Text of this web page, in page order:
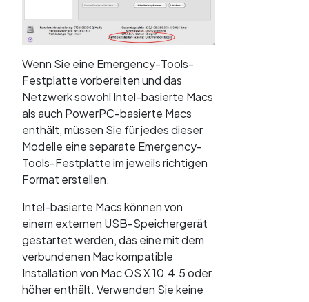
Wenn Sie eine Emergency-Tools-
Festplatte vorbereiten und das
Netzwerk sowohl Intel-basierte Macs
als auch PowerPC-basierte Macs
enthält, müssen Sie für jedes dieser
Modelle eine separate Emergency-
Tools-Festplatte im jeweils richtigen
Format erstellen.
Intel-basierte Macs können von
einem externen USB-Speichergerät
gestartet werden, das eine mit dem
verbundenen Mac kompatible
Installation von Mac OS X 10.4.5 oder
höher enthält. Verwenden Sie keine